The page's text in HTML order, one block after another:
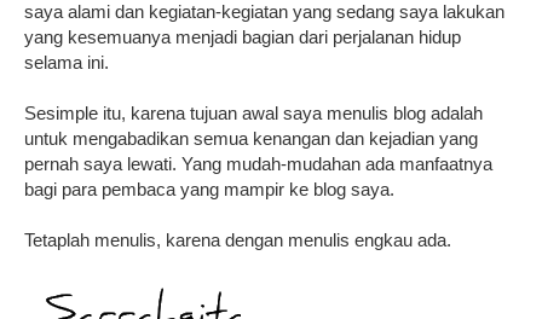
saya alami dan kegiatan-kegiatan yang sedang saya lakukan
yang kesemuanya menjadi bagian dari perjalanan hidup
selama ini.
Sesimple itu, karena tujuan awal saya menulis blog adalah
untuk mengabadikan semua kenangan dan kejadian yang
pernah saya lewati. Yang mudah-mudahan ada manfaatnya
bagi para pembaca yang mampir ke blog saya.
Tetaplah menulis, karena dengan menulis engkau ada.